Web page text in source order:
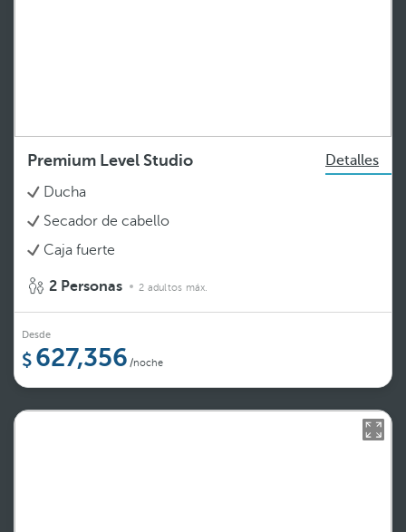
Premium Level Studio
Detalles
Ducha
Secador de cabello
Caja fuerte
2 Personas 2 adultos máx.
Desde
627,356 /noche